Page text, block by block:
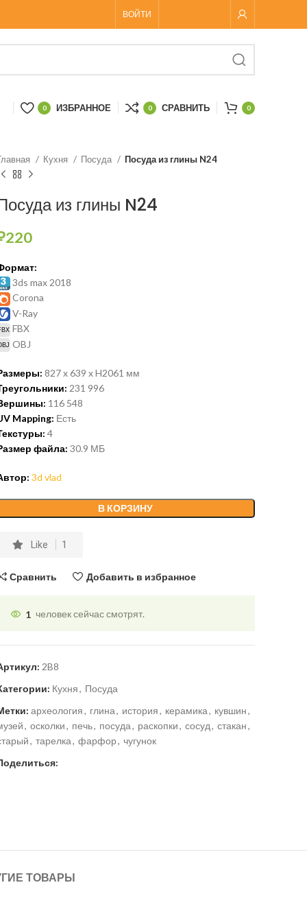
ВОЙТИ
0 ИЗБРАННОЕ 0 СРАВНИТЬ 0
Кухня Посуда Посуда из глины N24
из глины N24
220
3ds max 2018
Corona
V-Ray
FBX
OBJ
827 x 639 x H2061 мм
231 996
116 548
Mapping: Есть
4
файла: 30.9 МБ
3d vlad
В КОРЗИНУ
Like 1
Сравнить Добавить в избранное
1 человек сейчас смотрят.
2B8
Кухня, Посуда
археология, глина, история, керамика, кувшин,
, осколки, печь, посуда, раскопки, сосуд, стакан,
, тарелка, фарфор, чугунок
ТОВАРЫ